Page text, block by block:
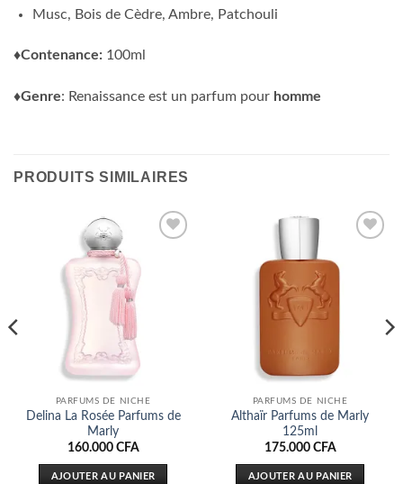
Musc, Bois de Cèdre, Ambre, Patchouli
♦Contenance: 100ml
♦Genre: Renaissance est un parfum pour homme
PRODUITS SIMILAIRES
PARFUMS DE NICHE
Delina La Rosée Parfums de
Marly
160.000 CFA
AJOUTER AU PANIER
PARFUMS DE NICHE
Althaïr Parfums de Marly
125ml
175.000 CFA
AJOUTER AU PANIER